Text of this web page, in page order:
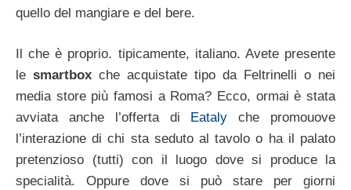
quello del mangiare e del bere.
Il che è proprio. tipicamente, italiano. Avete presente
le smartbox che acquistate tipo da Feltrinelli o nei
media store più famosi a Roma? Ecco, ormai è stata
avviata anche l’offerta di
Eataly che promouove
l’interazione di chi sta seduto al tavolo o ha il palato
pretenzioso (tutti) con il luogo dove si produce la
specialità. Oppure dove si può stare per giorni